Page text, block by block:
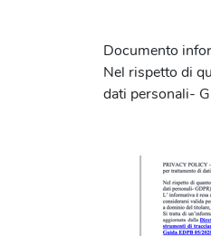
Documento
Nel rispetto di
dati personali-